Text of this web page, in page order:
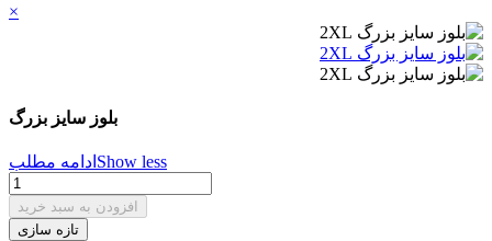
×
ادامه مطلب Show less
افزودن به سبد خرید